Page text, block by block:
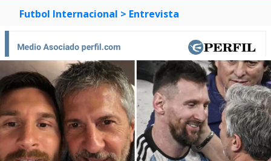
Futbol Internacional > Entrevista